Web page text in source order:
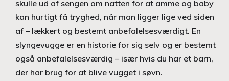
skulle ud af sengen om natten for at amme og baby
kan hurtigt få tryghed, når man ligger lige ved siden
af – lækkert og bestemt anbefalelsesværdigt. En
slyngevugge er en historie for sig selv og er bestemt
også anbefalelsesværdig – især hvis du har et barn,
der har brug for at blive vugget i søvn.